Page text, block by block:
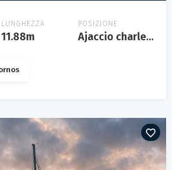
LUNGHEZZA
11.88m
POSIZIONE
Ajaccio charles ornano